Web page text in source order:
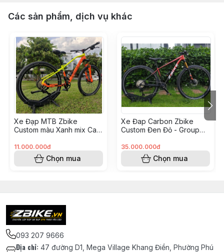
Các sản phẩm, dịch vụ khác
Xe Đạp MTB Zbike
Custom màu Xanh mix Cam
KH8248205)
11.000.000đ
Chọn mua
Xe Đap Carbon Zbike
Custom Đen Đỏ - Group
Tiêu KH8248211)
35.000.000đ
Chọn mua
093 207 9666
Địa chỉ: 47 đường D1, Mega Village Khang Điền, Phường Phú